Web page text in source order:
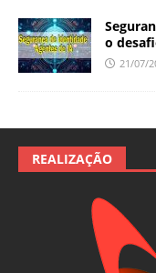
o
21/07/
REALIZAÇÃO